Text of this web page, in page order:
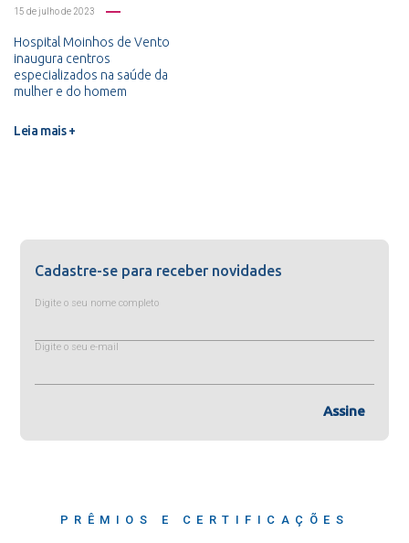
15 de julho de 2023
Hospital Moinhos de Vento
inaugura centros
especializados na saúde da
mulher e do homem
Leia mais +
Cadastre-se para receber novidades
Digite o seu nome completo
Digite o seu e-mail
Assine
PRÊMIOS E CERTIFICAÇÕES